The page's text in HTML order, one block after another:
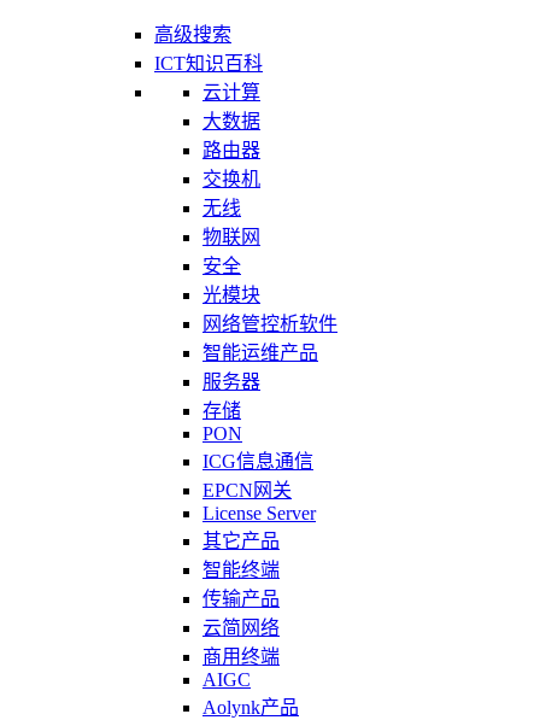
高级搜索
ICT知识百科
云计算
大数据
路由器
交换机
无线
物联网
安全
光模块
网络管控析软件
智能运维产品
服务器
存储
PON
ICG信息通信
EPCN网关
License Server
其它产品
智能终端
传输产品
云简网络
商用终端
AIGC
Aolynk产品